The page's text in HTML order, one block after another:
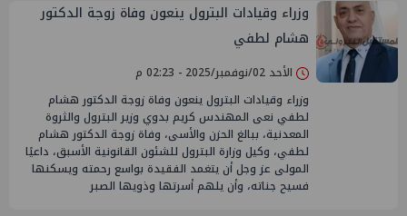
وزراء وقيادات البترول ينعون وفاة زوجة الدكتور
هشام لطفي
الأحد 02/نوفمبر/2025 - 02:23 م
وزراء وقيادات البترول ينعون وفاة زوجة الدكتور هشام
لطفي نعى المهندس كريم بدوي وزير البترول والثروة
المعدنية، ببالغ الحزن والأسى، وفاة زوجة الدكتور هشام
لطفي، وكيل وزارة البترول للشئون القانونية الأسبق، داعيًا
المولى عز وجل أن يتغمد الفقيدة بواسع رحمته ويسكنها
فسيح جناته، وأن يلهم أسرتها وذويها الصبر